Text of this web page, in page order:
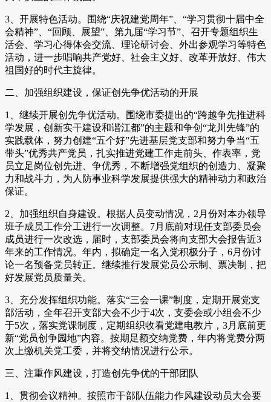
3、开展特色活动。围绕“庆祝建党周年”、“学习贯彻十届中全
会精神”、“回顾、展望”、第九届“学习节”、召开专题组织生
活会、学习心得体会交流、理论研讨会、外出参观学习等特色
活动，进一步唱响共产党好、社会主义好、改革开放好、伟大
祖国好的时代主旋律。
二、加强组织建设，保证创先争优活动的开展
1、继续开展创先争优活动。围绕市委提出的“跨越争先推进科
学发展，创新实干建设和谐江都”的主题和争创“龙川先锋”的
实践载体，努力创建“五个好”先进基层党支部和努力争当“五
带头”优秀共产党员，扎实推进党建工作走前头、作表率，党
员立足岗位创先进、争优秀，不断增强党组织的创造力、凝聚
力和战斗力，为人防事业科学发展提供强大的精神动力和政治
保证。
2、加强组织自身建设。根据人员变动情况，2月份对本办领导
班子成员工作分工进行一次调整。7月底前对现任支部委员会
成员进行一次改选，届时，支部委员会将向支部大会报告近3
年来的工作情况。年内，拟确定一名入党积极分子，6月份讨
论一名预备党员转正。继续推行发展党员公示制、票决制，把
好发展党员质量关。
3、充分发挥组织功能。落实“三会一课”制度，定期开展党支
部活动，全年召开支部大会不少于4次，支委会或小组会不少
于5次，落实党课制度，定期组织收看党建电教片，3月底前更
新“党员创争园地”内容。按期足额交纳党费，年内将党费分两
次上缴机关党工委，并将交纳情况进行公示。
三、注重作风建设，打造创先争优的干部团队
1、贯彻会议精神。按照市干部队伍能力作风建设动员大会要